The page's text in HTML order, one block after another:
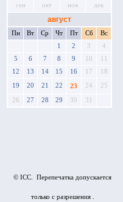
сен окт ноя дек
август
Пн Вт Ср Чт Пт Сб
Вс
1
2 3
4
5
6 7 8 9 10
11
12
13 14 15 16 17 18
19 20 21 22 23 24 25
26 27 28 29 30 31
© ICC. Перепечатка допускается
только с разрешения .